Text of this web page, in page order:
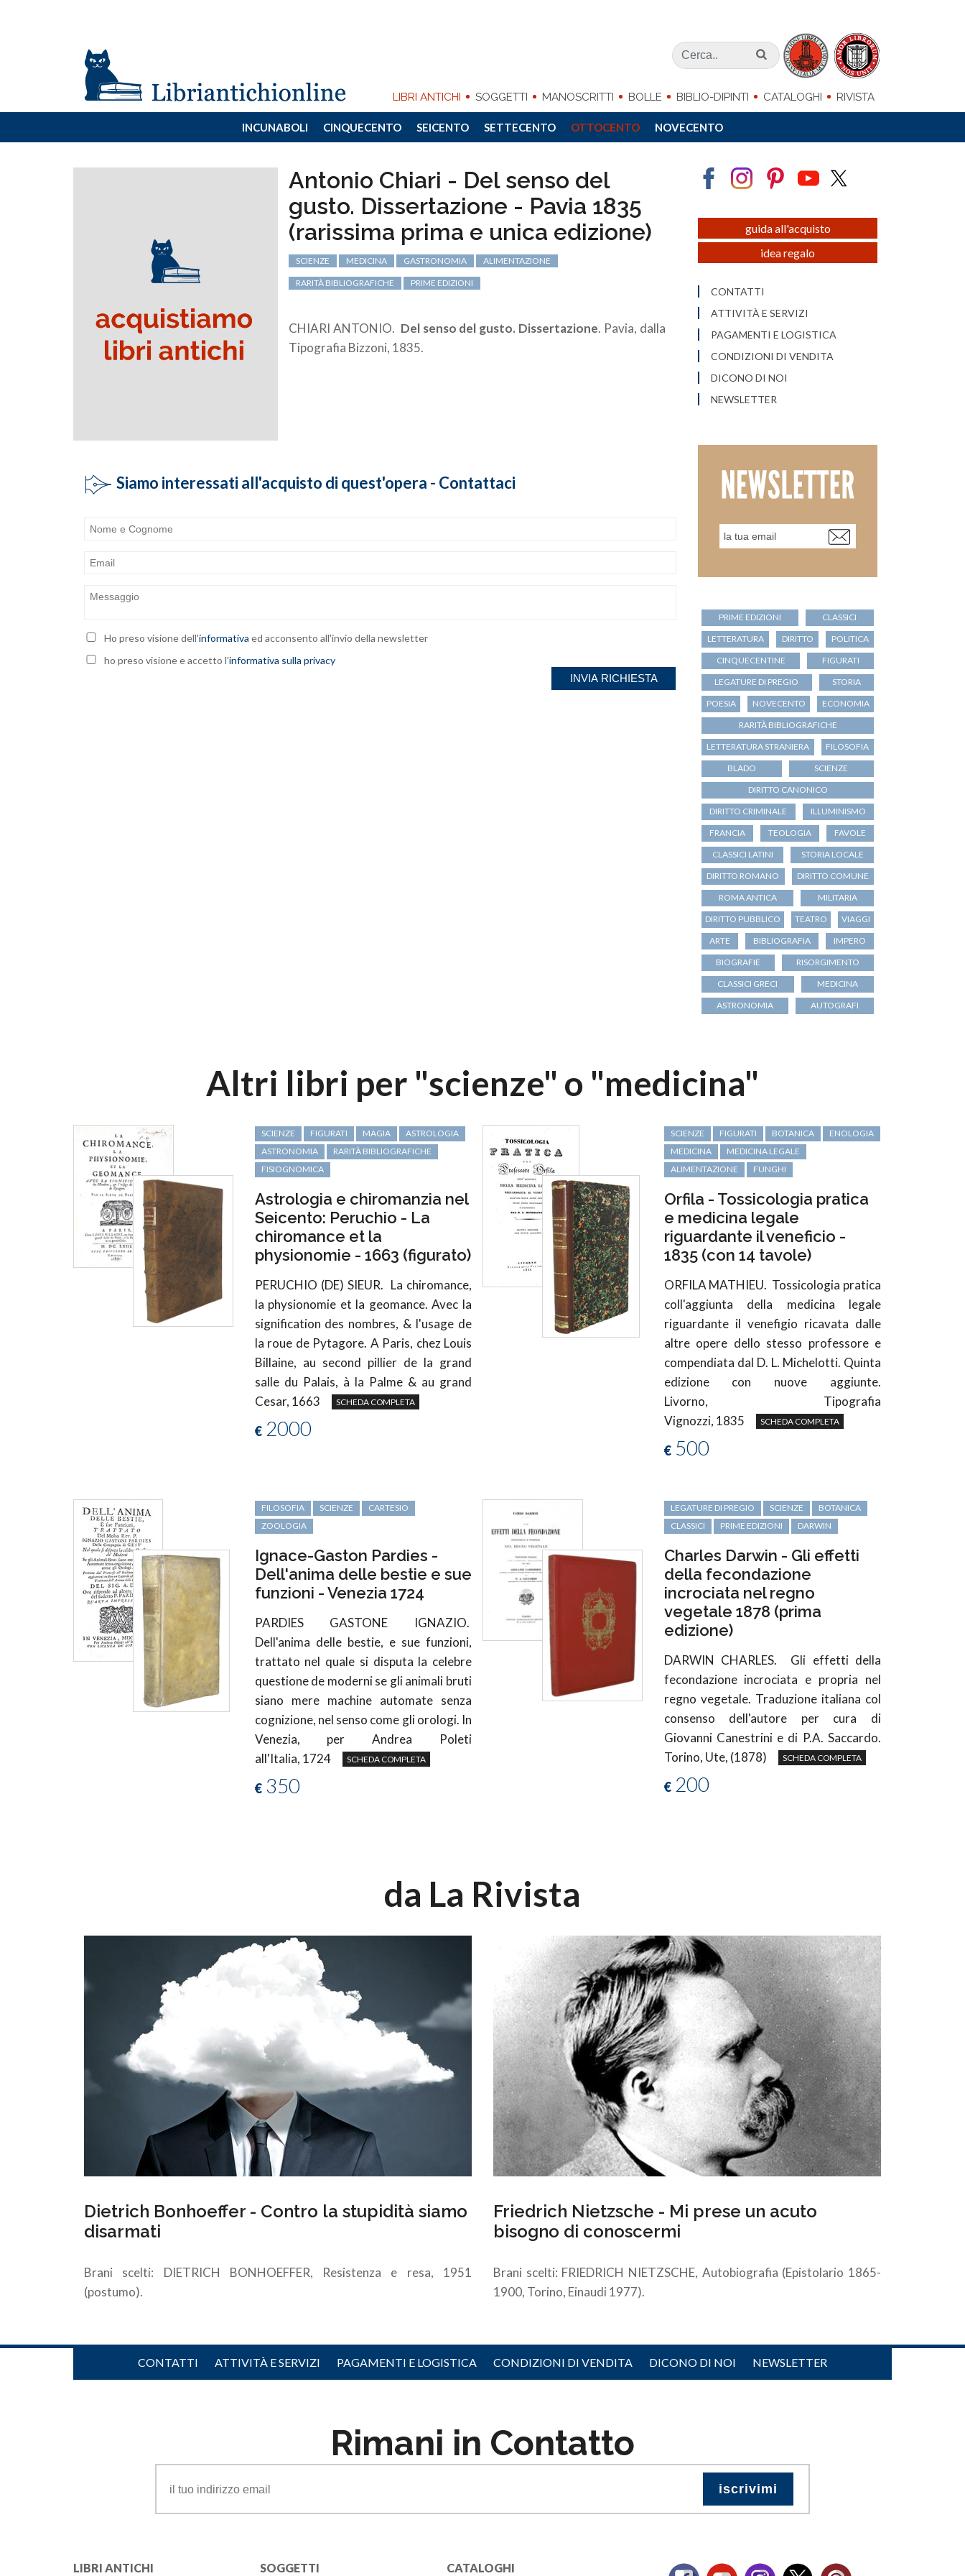
LIBRI ANTICHI
INCUNABOLI CINQUECENTO SEICENTO SETTECENTO OTTOCENTO NOVECENTO
SOGGETTI MANOSCRITTI BOLLE BIBLIO-DIPINTI CATALOGHI RIVISTA
Antonio Chiari - Del senso del
gusto. Dissertazione - Pavia 1835
(rarissima prima e unica edizione)
SCIENZE MEDICINA GASTRONOMIA ALIMENTAZIONE
RARITÀ BIBLIOGRAFICHE PRIME EDIZIONI
CHIARI ANTONIO. Del senso del gusto. Dissertazione. Pavia, dalla
Tipografia Bizzoni, 1835.
Siamo interessati all'acquisto di quest'opera - Contattaci
guida all'acquisto
idea regalo
CONTATTI
ATTIVITÀ E SERVIZI
PAGAMENTI E LOGISTICA
CONDIZIONI DI VENDITA
DICONO DI NOI
NEWSLETTER
PRIME EDIZIONI
CLASSICI
LETTERATURA
DIRITTO
POLITICA
CINQUECENTINE
FIGURATI
LEGATURE DI PREGIO
STORIA
POESIA
NOVECENTO
ECONOMIA
RARITÀ BIBLIOGRAFICHE
LETTERATURA STRANIERA
FILOSOFIA
BLADO
SCIENZE
DIRITTO CANONICO
DIRITTO CRIMINALE
ILLUMINISMO
FRANCIA
TEOLOGIA
FAVOLE
CLASSICI LATINI
STORIA LOCALE
DIRITTO ROMANO
DIRITTO COMUNE
ROMA ANTICA
MILITARIA
DIRITTO PUBBLICO
TEATRO
VIAGGI
ARTE
BIBLIOGRAFIA
IMPERO
BIOGRAFIE
RISORGIMENTO
CLASSICI GRECI
MEDICINA
ASTRONOMIA
AUTOGRAFI
Altri libri per "scienze" o "medicina"
SCIENZE FIGURATI MAGIA
ASTROLOGIA
ASTRONOMIA
RARITÀ BIBLIOGRAFICHE
FISIOGNOMICA
Astrologia e chiromanzia nel
Seicento: Peruchio - La
chiromance et la
physionomie - 1663 (figurato)
PERUCHIO (DE) SIEUR. La chiromance,
la physionomie et la geomance. Avec la
signification des nombres, & l'usage de
la roue de Pytagore. A Paris, chez Louis
Billaine, au second pillier de la grand
salle du Palais, à la Palme & au grand
Cesar, 1663
SCHEDA COMPLETA
€2000
SCIENZE FIGURATI BOTANICA
ENOLOGIA
MEDICINA
MEDICINA LEGALE
ALIMENTAZIONE
FUNGHI
Orfila - Tossicologia pratica
e medicina legale
riguardante il veneficio -
1835 (con 14 tavole)
ORFILA MATHIEU. Tossicologia pratica
coll'aggiunta della medicina legale
riguardante il venefigio ricavata dalle
altre opere dello stesso professore e
compendiata dal D. L. Michelotti. Quinta
edizione con nuove aggiunte.
Livorno, Tipografia
Vignozzi, 1835
SCHEDA COMPLETA
€500
FILOSOFIA SCIENZE
CARTESIO
ZOOLOGIA
Ignace-Gaston Pardies -
Dell'anima delle bestie e sue
funzioni - Venezia 1724
PARDIES GASTONE IGNAZIO.
Dell'anima delle bestie, e sue funzioni,
trattato nel quale si disputa la celebre
questione de moderni se gli animali bruti
siano mere machine automate senza
cognizione, nel senso come gli orologi. In
Venezia, per Andrea Poleti
all'Italia, 1724
SCHEDA COMPLETA
€350
LEGATURE DI PREGIO SCIENZE
BOTANICA
CLASSICI
PRIME EDIZIONI DARWIN
Charles Darwin - Gli effetti
della fecondazione
incrociata nel regno
vegetale 1878 (prima
edizione)
DARWIN CHARLES.
Gli effetti della
fecondazione incrociata e propria nel
regno vegetale. Traduzione italiana col
consenso dell'autore per cura di
Giovanni Canestrini e di P.A. Saccardo.
Torino, Ute, (1878)
SCHEDA COMPLETA
€200
da La Rivista
Dietrich Bonhoeffer - Contro la stupidità siamo
disarmati
Brani scelti: DIETRICH BONHOEFFER, Resistenza e resa, 1951
(postumo).
Friedrich Nietzsche - Mi prese un acuto
bisogno di conoscermi
Brani scelti: FRIEDRICH NIETZSCHE, Autobiografia (Epistolario 1865-
1900, Torino, Einaudi 1977).
CONTATTI ATTIVITÀ E SERVIZI PAGAMENTI E LOGISTICA CONDIZIONI DI VENDITA DICONO DI NOI NEWSLETTER
Rimani in Contatto
LIBRI ANTICHI
SOGGETTI
CATALOGHI